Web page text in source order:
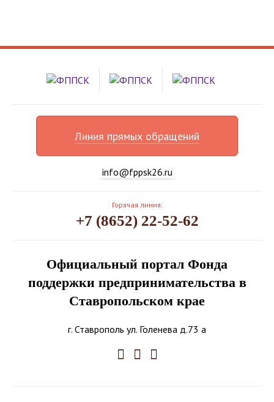
Линия прямых обращений
info@fppsk26.ru
Горячая линия:
+7 (8652) 22-52-62
Официальный портал Фонда
поддержки предпринимательства в
Ставропольском крае
г. Ставрополь ул. Голенева д.73 а